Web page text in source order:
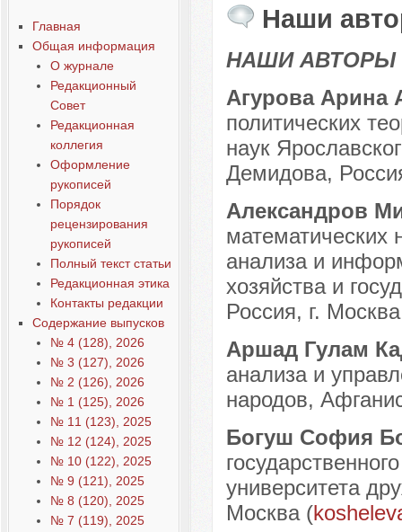
Главная
Общая информация
О журнале
Редакционный
Совет
Редакционная
коллегия
Оформление
рукописей
Порядок
рецензирования
рукописей
Полный текст статьи
Редакционная этика
Контакты редакции
Содержание выпусков
№ 4 (128), 2026
№ 3 (127), 2026
№ 2 (126), 2026
№ 1 (125), 2026
№ 11 (123), 2025
№ 12 (124), 2025
№ 10 (122), 2025
№ 9 (121), 2025
№ 8 (120), 2025
№ 7 (119), 2025
Наши
НАШИ АВТОРЫ
Агурова Арина
политических
наук
Демидова,
Александров
математических
анализа и
хозяйства и
Россия, г.
Аршад Гулам
анализа и
народов,
Богуш София
университета
Москва (